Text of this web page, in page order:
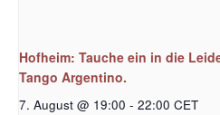
Hofheim: Tauche ein in die
Tango Argentino.
7. August @ 19:00 - 22:00 CET